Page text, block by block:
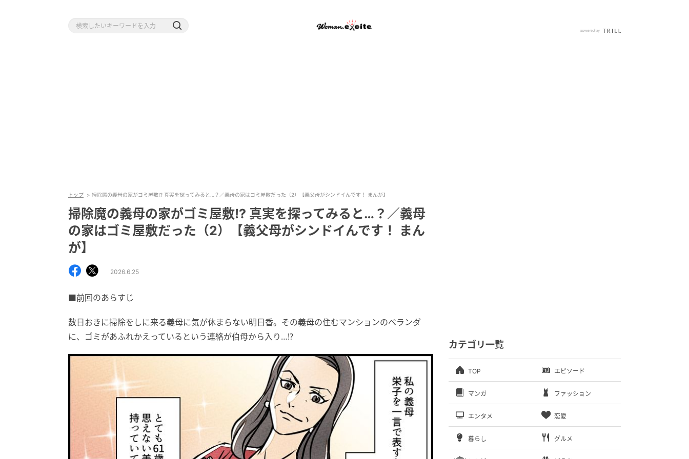
トップ 掃除魔の義母の家がゴミ屋敷!? 真実を探ってみると…？／義母の家はゴミ屋敷だった（2）【義父母がシンドイんです！ まんが】
掃除魔の義母の家がゴミ屋敷!? 真実を探ってみると…？／義母
の家はゴミ屋敷だった（2）【義父母がシンドイんです！ まん
が】
2026.6.25
■前回のあらすじ
数日おきに掃除をしに来る義母に気が休まらない明日香。その義母の住むマンションのベランダ
に、ゴミがあふれかえっているという連絡が伯母から入り…!?
カテゴリ一覧
TOP エピソード
マンガ ファッション
エンタメ 恋愛
暮らし グルメ